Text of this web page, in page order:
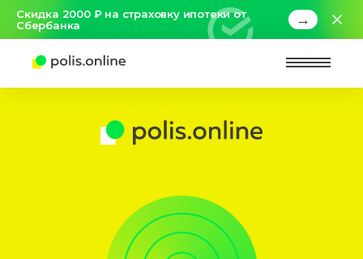
Скидка 2000 ₽ на страховку ипотеки от
Сбербанка
→